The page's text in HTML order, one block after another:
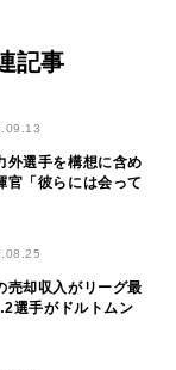
記事
外選手を構想に含め
「彼らには会って
売却収入がリーグ最
選手がドルトムン